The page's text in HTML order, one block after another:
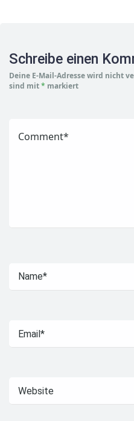
Schreibe einen
Deine E-Mail-Adresse wird nicht
sind mit* markiert